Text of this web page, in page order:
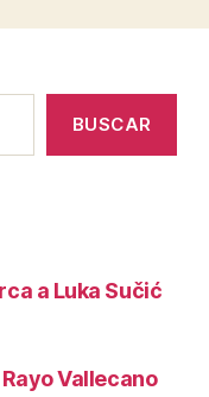
BUSCAR
a Luka Sučić
Vallecano